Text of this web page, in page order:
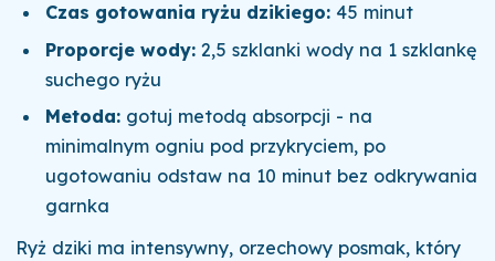
Czas gotowania ryżu dzikiego: 45 minut
Proporcje wody: 2,5 szklanki wody na 1 szklankę
suchego ryżu
Metoda: gotuj metodą absorpcji - na
minimalnym ogniu pod przykryciem, po
ugotowaniu odstaw na 10 minut bez odkrywania
garnka
Ryż dziki ma intensywny, orzechowy posmak, który